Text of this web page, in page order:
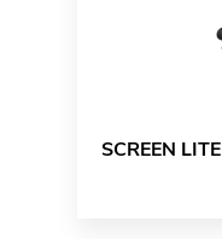
SCREEN LITE